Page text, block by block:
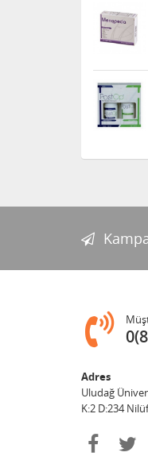
Adres
Uludağ
K:2 D:234